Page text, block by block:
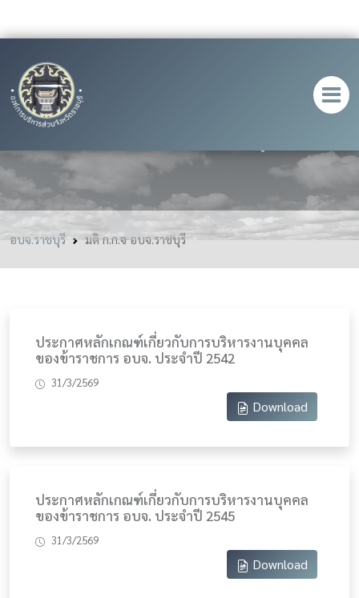
อบจ.ราชบุรี มติ ก.ก.จ อบจ.ราชบุรี
ประกาศหลักเกณฑ์เกี่ยวกับการบริหารงานบุคคล
ของข้าราชการ อบจ. ประจำปี 2542
31/3/2569
Download
ประกาศหลักเกณฑ์เกี่ยวกับการบริหารงานบุคคล
ของข้าราชการ อบจ. ประจำปี 2545
31/3/2569
Download